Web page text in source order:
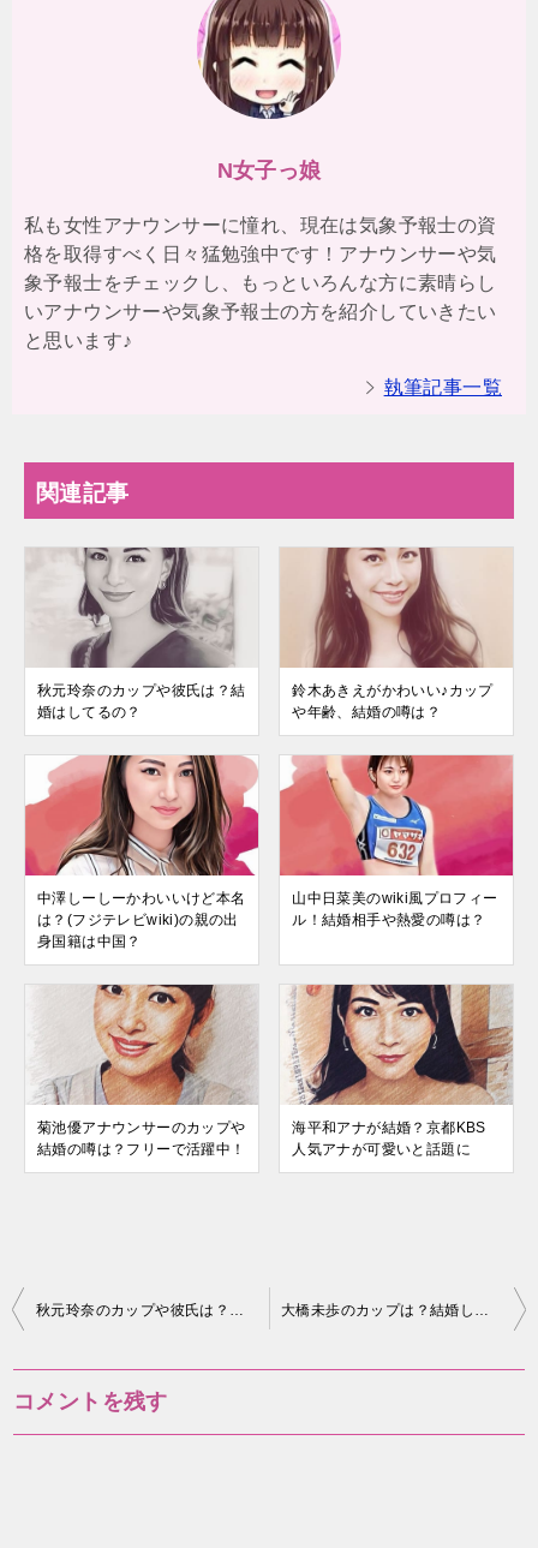
N女子っ娘
私も女性アナウンサーに憧れ、現在は気象予報士の資
格を取得すべく日々猛勉強中です！アナウンサーや気
象予報士をチェックし、もっといろんな方に素晴らし
いアナウンサーや気象予報士の方を紹介していきたい
と思います♪
執筆記事一覧
関連記事
秋元玲奈のカップや彼氏は？結
婚はしてるの？
鈴木あきえがかわいい♪カップ
や年齢、結婚の噂は？
中澤しーしーかわいいけど本名
は？(フジテレビwiki)の親の出
身国籍は中国？
山中日菜美のwiki風プロフィー
ル！結婚相手や熱愛の噂は？
菊池優アナウンサーのカップや
結婚の噂は？フリーで活躍中！
海平和アナが結婚？京都KBS
人気アナが可愛いと話題に
投
秋元玲奈のカップや彼氏は？結婚はしてるの？ 大橋未歩のカップは？結婚し離婚後ピルで脳梗塞？
コメントを残す